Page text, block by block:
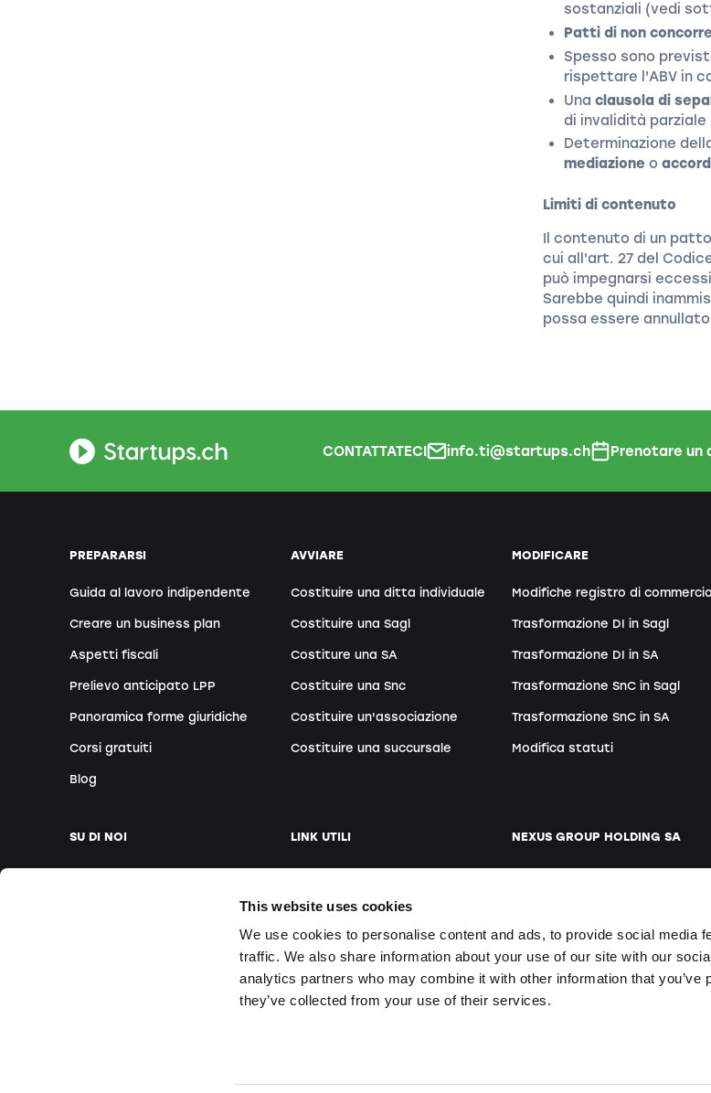
This website uses cookies
We use cookies to personalise content and ads, to provide social media
traffic. We also share information about your use of our site with our
analytics partners who may combine it with other information that you’ve
they’ve collected from your use of their services.
sostanziali (vedi
Patti di non
Spesso sono
rispettare l'ABV in
Una clausola di
di invalidità parziale
Determinazione
mediazione o
Limiti di contenuto
Il contenuto di un
cui all'art. 27 del
può impegnarsi
Sarebbe quindi
possa essere
CONTATTATECI info.ti@startups.ch Prenotare un
PREPARARSI
Guida al lavoro indipendente
Creare un business plan
Aspetti fiscali
Prelievo anticipato LPP
Panoramica forme giuridiche
Corsi gratuiti
Blog
AVVIARE
Costituire una ditta individuale
Costituire una Sagl
Costiture una SA
Costituire una Snc
Costituire un'associazione
Costituire una succursale
MODIFICARE
Modifiche registro di commercio
Trasformazione DI in Sagl
Trasformazione DI in SA
Trasformazione SnC in Sagl
Trasformazione SnC in SA
Modifica statuti
SU DI NOI LINK UTILI
Fondatori esteri
Webinar gratuiti
Domande e Risposte
NEXUS GROUP HOLDING SA